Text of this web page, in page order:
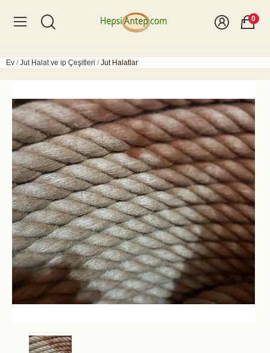
0
Ev Jut Halat ve ip Çeşitleri Jut Halatlar